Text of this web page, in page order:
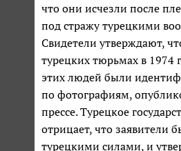
что они исчезли после
под стражу турецкими
Свидетели утверждают,
турецких тюрьмах в 1974
этих людей были
по фотографиям,
прессе. Турецкое
отрицает, что заявители
турецкими силами, и